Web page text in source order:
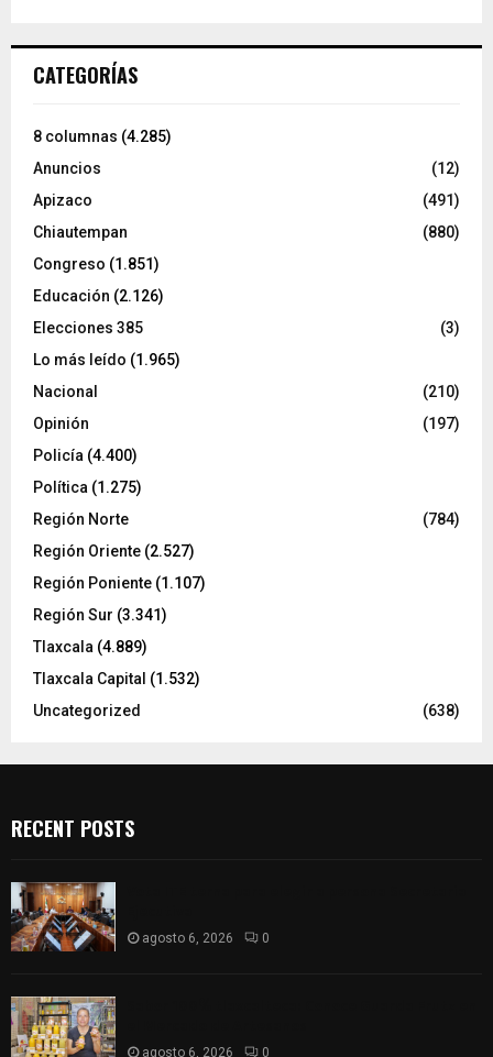
CATEGORÍAS
8 columnas (4.285)
Anuncios
(12)
Apizaco
(491)
Chiautempan
(880)
Congreso (1.851)
Educación (2.126)
Elecciones 385
(3)
Lo más leído (1.965)
Nacional
(210)
Opinión
(197)
Policía (4.400)
Política (1.275)
Región Norte
(784)
Región Oriente (2.527)
Región Poniente (1.107)
Región Sur (3.341)
Tlaxcala (4.889)
Tlaxcala Capital (1.532)
Uncategorized
(638)
RECENT POSTS
agosto 6, 2026 0
agosto 6, 2026 0